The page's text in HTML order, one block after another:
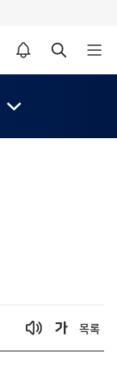
알림설정 바로가기 검색 바로가기 메뉴 열기
목록